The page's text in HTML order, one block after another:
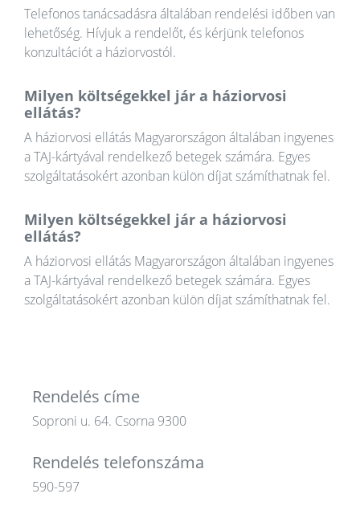
Telefonos tanácsadásra általában rendelési időben van
lehetőség. Hívjuk a rendelőt, és kérjünk telefonos
konzultációt a háziorvostól.
Milyen költségekkel jár a háziorvosi
ellátás?
A háziorvosi ellátás Magyarországon általában ingyenes
a TAJ-kártyával rendelkező betegek számára. Egyes
szolgáltatásokért azonban külön díjat számíthatnak fel.
Milyen költségekkel jár a háziorvosi
ellátás?
A háziorvosi ellátás Magyarországon általában ingyenes
a TAJ-kártyával rendelkező betegek számára. Egyes
szolgáltatásokért azonban külön díjat számíthatnak fel.
Rendelés címe
Soproni u. 64. Csorna 9300
Rendelés telefonszáma
590-597